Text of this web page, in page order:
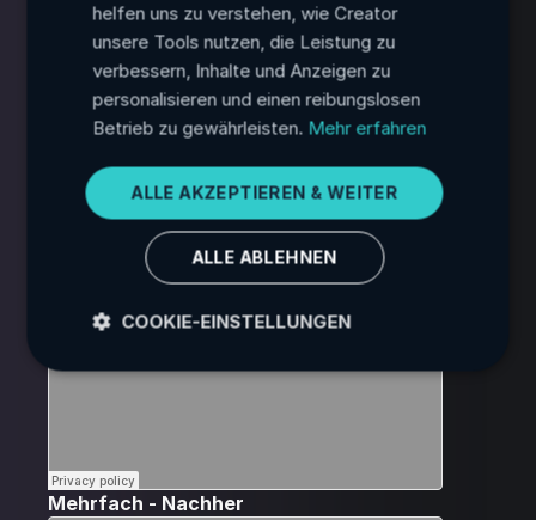
Mehrfach - Nachher
PORTUGUESE
JAPANESE
KOREAN
helfen uns zu verstehen, wie Creator
unsere Tools nutzen, die Leistung zu
verbessern, Inhalte und Anzeigen zu
personalisieren und einen reibungslosen
Betrieb zu gewährleisten. Mehr erfahren
ALLE AKZEPTIEREN & WEITER
ALLE ABLEHNEN
COOKIE-EINSTELLUNGEN